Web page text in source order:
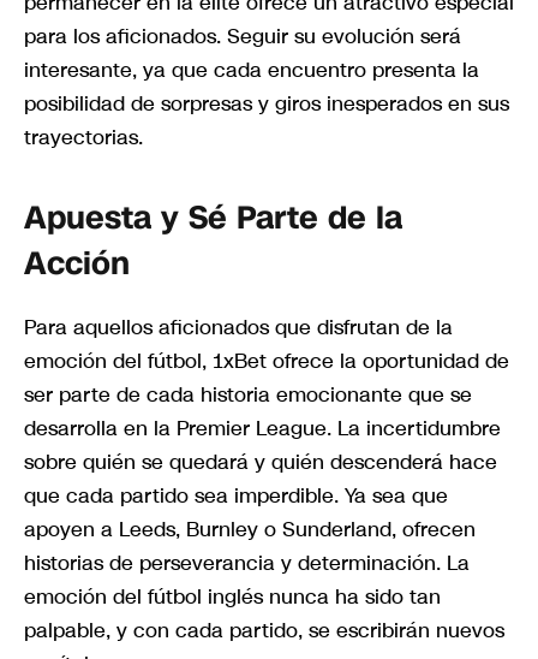
para los aficionados. Seguir su evolución será
interesante, ya que cada encuentro presenta la
posibilidad de sorpresas y giros inesperados en sus
trayectorias.
Apuesta y Sé Parte de la
Acción
Para aquellos aficionados que disfrutan de la
emoción del fútbol, 1xBet ofrece la oportunidad de
ser parte de cada historia emocionante que se
desarrolla en la Premier League. La incertidumbre
sobre quién se quedará y quién descenderá hace
que cada partido sea imperdible. Ya sea que
apoyen a Leeds, Burnley o Sunderland, ofrecen
historias de perseverancia y determinación. La
emoción del fútbol inglés nunca ha sido tan
palpable, y con cada partido, se escribirán nuevos